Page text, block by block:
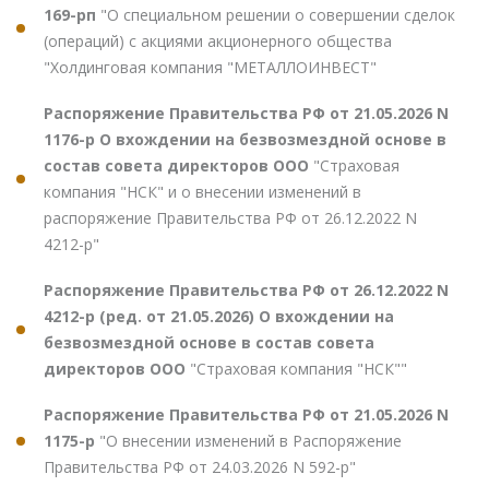
169-рп "О специальном решении о совершении сделок
(операций) с акциями акционерного общества
"Холдинговая компания "МЕТАЛЛОИНВЕСТ"
Распоряжение Правительства РФ от 21.05.2026 N
1176-р О вхождении на безвозмездной основе в
состав совета директоров ООО "Страховая
компания "НСК" и о внесении изменений в
распоряжение Правительства РФ от 26.12.2022 N
4212-р"
Распоряжение Правительства РФ от 26.12.2022 N
4212-р (ред. от 21.05.2026) О вхождении на
безвозмездной основе в состав совета
директоров ООО "Страховая компания "НСК""
Распоряжение Правительства РФ от 21.05.2026 N
1175-р "О внесении изменений в Распоряжение
Правительства РФ от 24.03.2026 N 592-р"